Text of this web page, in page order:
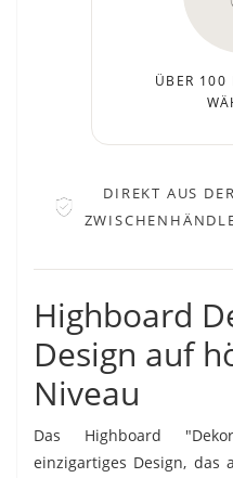
ÜBER 100
DIREKT AUS
Highboard
Design auf
Niveau
Das Highboard
einzigartiges Design, das